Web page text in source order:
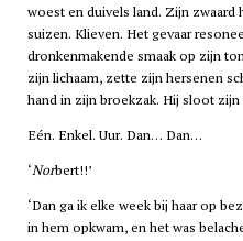
woest en duivels land. Zijn zwaard
suizen. Klieven. Het gevaar
dronkenmakende smaak op zijn
zijn lichaam, zette zijn hersenen
hand in zijn broekzak. Hij sloot
Eén. Enkel. Uur. Dan… Dan…
‘Norbert!!’
‘Dan ga ik elke week bij haar op
in hem opkwam, en het was